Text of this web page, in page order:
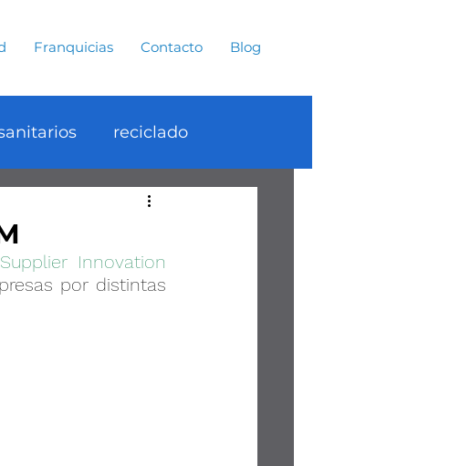
Franquicias Contacto Blog
reciclado
Mineria
Supplier Innovation
por distintas